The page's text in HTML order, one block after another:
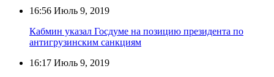
16:56 Июль 9, 2019
Кабмин указал Госдуме на позицию президента по
антигрузинским санкциям
16:17 Июль 9, 2019